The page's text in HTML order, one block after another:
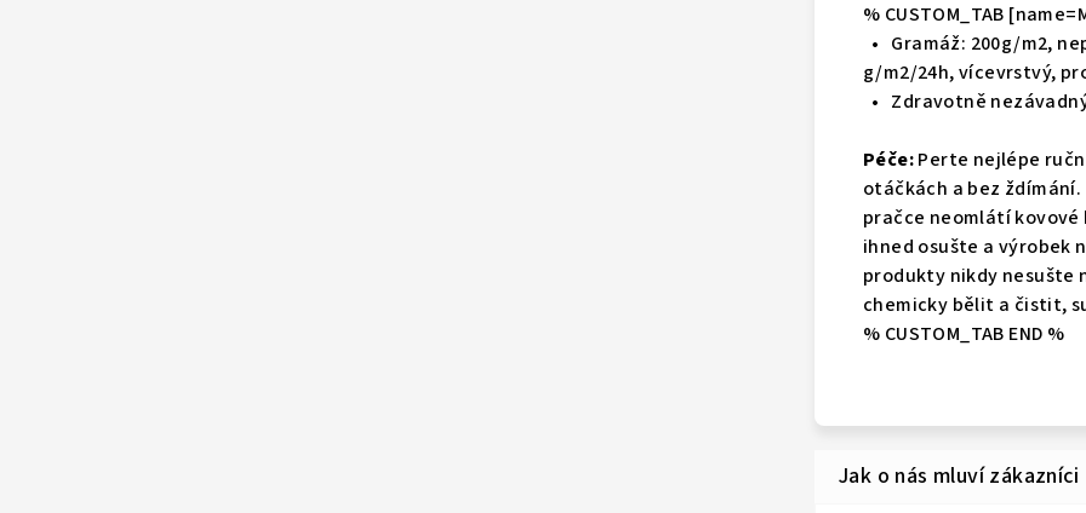
% CUSTOM_TAB
• Gramáž: 200g/m2,
g/m2/24h, vícevrstvý,
• Zdravotně
Péče:Perte nejlépe
otáčkách a bez
pračce neomlátí
ihned osušte a výrobek
produkty nikdy nesušte
chemicky bělit a čistit,
% CUSTOM_TAB END %